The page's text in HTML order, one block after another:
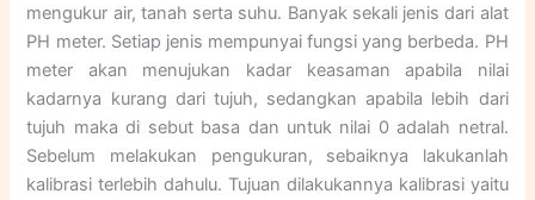
mengukur air, tanah serta suhu. Banyak sekali jenis dari alat
PH meter. Setiap jenis mempunyai fungsi yang berbeda. PH
meter akan menujukan kadar keasaman apabila nilai
kadarnya kurang dari tujuh, sedangkan apabila lebih dari
tujuh maka di sebut basa dan untuk nilai 0 adalah netral.
Sebelum melakukan pengukuran, sebaiknya lakukanlah
kalibrasi terlebih dahulu. Tujuan dilakukannya kalibrasi yaitu